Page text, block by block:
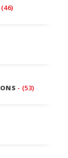
- (53)